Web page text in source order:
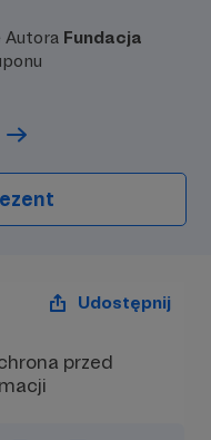
Autora Fundacja
Udostępnij
przed